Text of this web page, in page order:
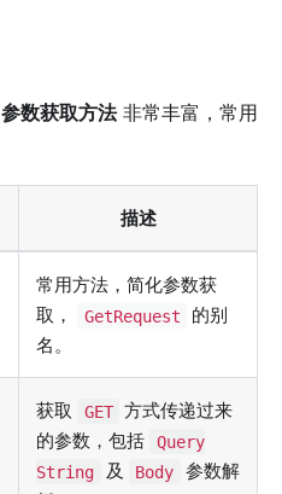
参数获取方法非常丰富，常用
描述
常用方法，简化参数获
取，
GetRequest
的别
名。
获取 GET 方式传递过来
的参数，包括
Query
String
及 Body
参数解